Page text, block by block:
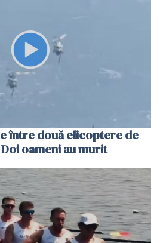
între două elicoptere de
oameni au murit